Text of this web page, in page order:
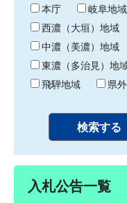
わ
り
本庁
岐阜地
西濃（大垣）地域
中濃（美濃）地域
東濃（多治見）地
飛騨地域
県外
入札公告一覧